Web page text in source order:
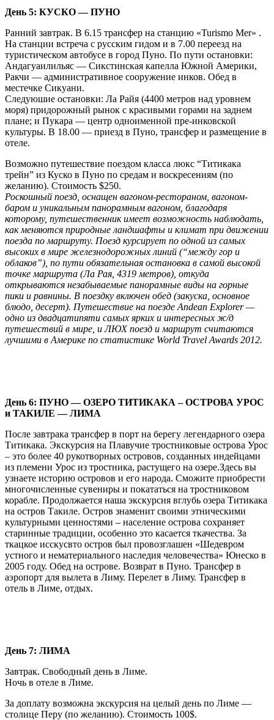
День 5: КУСКО — ПУНО
Ранний завтрак. В 6.15 трансфер на станцию «Turismo Mer» .
На станции встреча с русским гидом и в 7.00 переезд на
туристическом автобусе в город Пуно. По пути остановки:
Андагуаилильяс — Сикстинская капелла Южной Америки,
Ракчи — административное сооружение инков. Oбед в
местечке Сикуани.
Следуюшие остановки: Ла Райя (4400 метров над уровнем
моря) придорожный рынок с красивыми горами на заднем
плане; и Пукара — центр одноименной пре-инковской
культуры. B 18.00 — приезд в Пуно, трансфер и размещение в
отеле.
Возможно путешествие поездом класса люкс “Титикака
трейн” из Куско в Пуно по средам и воскресениям (по
желанию). Стоимость $250.
Роскошный поезд, оснащен вагоном-рестораном, вагоном-
баром и уникальным панорамным вагоном, благодаря
которому, путешественник имеет возможность наблюдать,
как меняются природные ландшафты и климат при движении
поезда по маршруту. Поезд курсирует по одной из самых
высоких в мире железнодорожных линий (“между гор и
облаков”), по пути обязательная остановка в самой высокой
точке маршрута (Ла Рая, 4319 метров), откуда
открываются незабываемые панорамные виды на горные
пики и равнины. В поездку включен обед (закуска, основное
блюдо, десерт). Путешествие на поезде Andean Explorer —
одно из двадцатипяти самых ярких и интересных ж/д
путешествий в мире, и ЛЮХ поезд и маршрут считаются
лучшими в Америке по статистике World Travel Awards 2012.
День 6: ПУНО — OЗЕРО ТИТИКАКА – ОСТРОВА УРОС
и ТАКИЛЕ — ЛИМA
После завтрака трансфер в порт на берегу легендарного озера
Титикака. Экскурсия на Плавучие тростниковые острова Урос
– это более 40 рукотворных островов, созданных индейцами
из племени Урос из тростника, растущего на озере.Здесь вы
узнаете историю островов и его народа. Сможите приобрести
многочисленные сувениры и покататься на тростниковом
корабле. Продолжается наша экскурсия вглубь озера Титикака
на остров Такиле. Остров знаменит своими этническими
культурными ценностями – население острова сохраняет
старинные традиции, особенно это касается ткачества. За
ткацкое исскусвто остров был провозглашен «Шедевром
устного и нематериального наследия человечества» Юнеско в
2005 году. Обед на острове. Возврат в Пуно. Трансфер в
аэропорт для вылета в Лиму. Перелет в Лиму. Трансфер в
отель в Лиме, отдых.
День 7: ЛИМA
Завтрак. Свободный день в Лимe.
Ночь в отеле в Лиме.
За доплату возможна экскурсия на целый день по Лиме —
столице Перу (по желанию). Стоимость 100$.